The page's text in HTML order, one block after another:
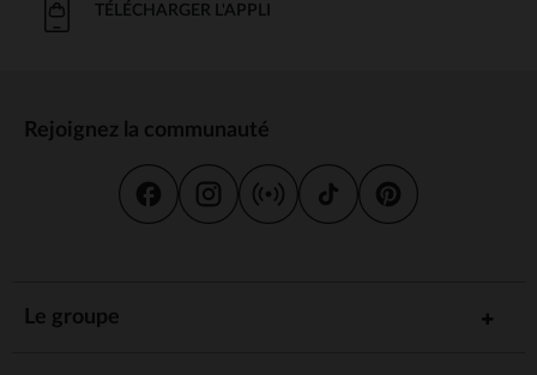
TÉLÉCHARGER L'APPLI
Rejoignez la communauté
Le groupe